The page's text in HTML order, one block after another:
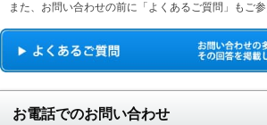
また、お問い合わせの前に「よくあるご質問」もご参
お電話でのお問い合わせ